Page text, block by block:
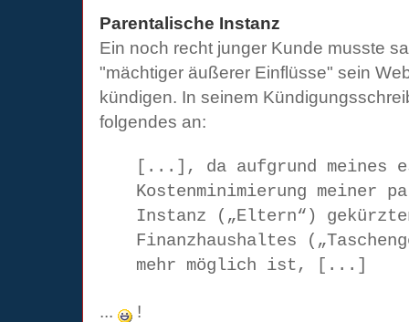
Parentalische Instanz
Ein noch recht junger Kunde musste
"mächtiger äußerer Einflüsse" sein
kündigen. In seinem
folgendes an:
[...], da aufgrund meines
Kostenminimierung meiner
Instanz („Eltern“)
Finanzhaushaltes
mehr möglich ist, [...]
... !